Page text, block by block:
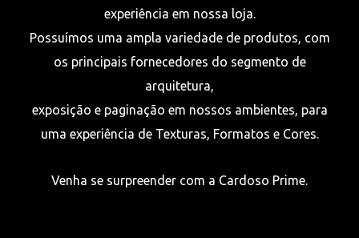
experiência em nossa loja.
Possuímos uma ampla variedade de produtos, com
os principais fornecedores do segmento de
arquitetura,
exposição e paginação em nossos ambientes, para
uma experiência de Texturas, Formatos e Cores.
Venha se surpreender com a Cardoso Prime.